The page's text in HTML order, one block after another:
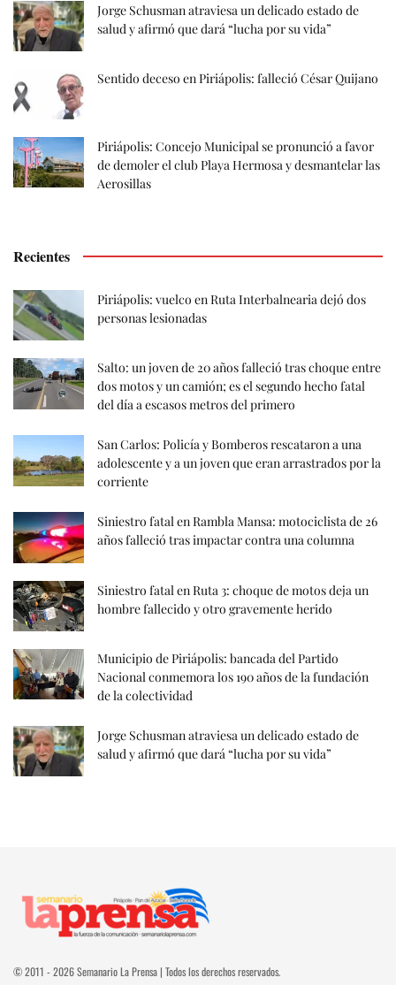
Jorge Schusman atraviesa un delicado estado de
salud y afirmó que dará “lucha por su vida”
Sentido deceso en Piriápolis: falleció César Quijano
Piriápolis: Concejo Municipal se pronunció a favor
de demoler el club Playa Hermosa y desmantelar las
Aerosillas
Recientes
Piriápolis: vuelco en Ruta Interbalnearia dejó dos
personas lesionadas
Salto: un joven de 20 años falleció tras choque entre
dos motos y un camión; es el segundo hecho fatal
del día a escasos metros del primero
San Carlos: Policía y Bomberos rescataron a una
adolescente y a un joven que eran arrastrados por la
corriente
Siniestro fatal en Rambla Mansa: motociclista de 26
años falleció tras impactar contra una columna
Siniestro fatal en Ruta 3: choque de motos deja un
hombre fallecido y otro gravemente herido
Municipio de Piriápolis: bancada del Partido
Nacional conmemora los 190 años de la fundación
de la colectividad
Jorge Schusman atraviesa un delicado estado de
salud y afirmó que dará “lucha por su vida”
© 2011 - 2026 Semanario La Prensa | Todos los derechos reservados.